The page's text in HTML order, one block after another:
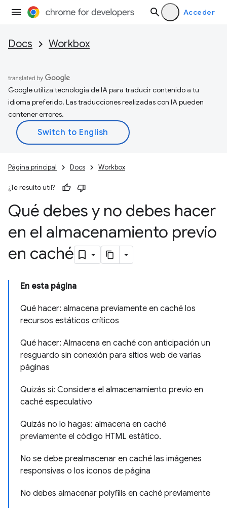
Acceder
Docs Workbox
Google utiliza tecnología de IA para traducir contenido a tu
idioma preferido. Las traducciones realizadas con IA pueden
contener errores.
Página principal Docs Workbox
¿Te resultó útil?
Qué debes y no debes hacer
en el almacenamiento previo
en caché
En esta página
Qué hacer: almacena previamente en caché los
recursos estáticos críticos
Qué hacer: Almacena en caché con anticipación un
resguardo sin conexión para sitios web de varias
páginas
Quizás sí: Considera el almacenamiento previo en
caché especulativo
Quizás no lo hagas: almacena en caché
previamente el código HTML estático.
No se debe prealmacenar en caché las imágenes
responsivas o los íconos de página
No debes almacenar polyfills en caché previamente